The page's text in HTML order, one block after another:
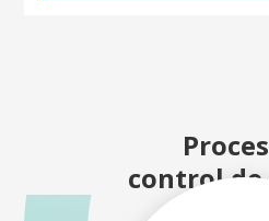
control de